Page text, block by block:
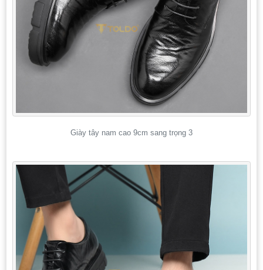
Giày tây nam cao 9cm sang trọng 3